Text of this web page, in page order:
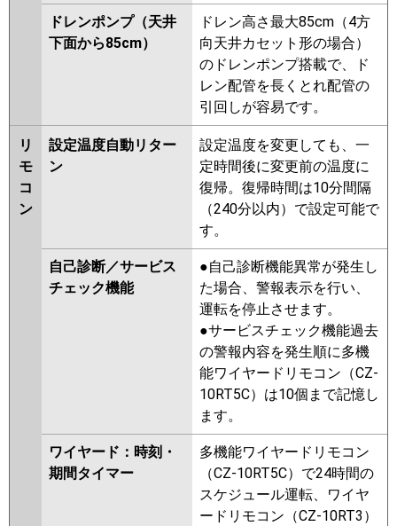
ドレンポンプ（天井
下面から85cm）
ドレン高さ最大85cm（4方
向天井カセット形の場合）
のドレンポンプ搭載で、ド
レン配管を長くとれ配管の
引回しが容易です。
リ
モ
コ
ン
設定温度自動リター
ン
設定温度を変更しても、一
定時間後に変更前の温度に
復帰。復帰時間は10分間隔
（240分以内）で設定可能で
す。
自己診断／サービス
チェック機能
●自己診断機能異常が発生し
た場合、警報表示を行い、
運転を停止させます。
●サービスチェック機能過去
の警報内容を発生順に多機
能ワイヤードリモコン（CZ-
10RT5C）は10個まで記憶し
ます。
ワイヤード：時刻・
期間タイマー
多機能ワイヤードリモコン
（CZ-10RT5C）で24時間の
スケジュール運転、ワイヤ
ードリモコン（CZ-10RT3）